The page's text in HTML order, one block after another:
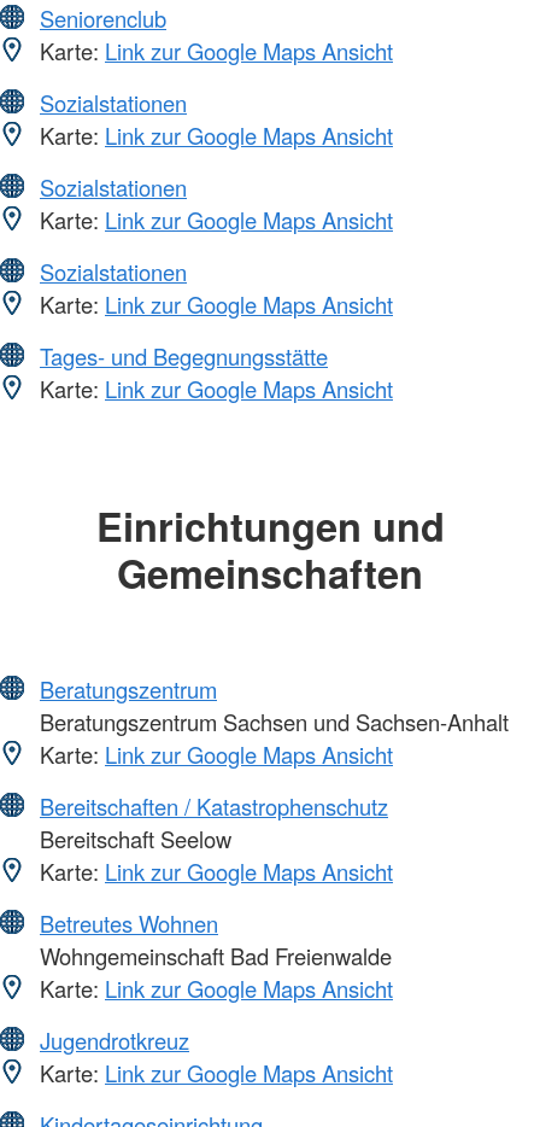
Seniorenclub
Karte: Link zur Google Maps Ansicht
Sozialstationen
Karte: Link zur Google Maps Ansicht
Sozialstationen
Karte: Link zur Google Maps Ansicht
Sozialstationen
Karte: Link zur Google Maps Ansicht
Tages- und Begegnungsstätte
Karte: Link zur Google Maps Ansicht
Einrichtungen und
Gemeinschaften
Beratungszentrum
Beratungszentrum Sachsen und Sachsen-Anhalt
Karte: Link zur Google Maps Ansicht
Bereitschaften / Katastrophenschutz
Bereitschaft Seelow
Karte: Link zur Google Maps Ansicht
Betreutes Wohnen
Wohngemeinschaft Bad Freienwalde
Karte: Link zur Google Maps Ansicht
Jugendrotkreuz
Karte: Link zur Google Maps Ansicht